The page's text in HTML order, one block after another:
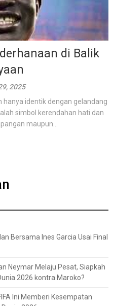
di Balik
2025
hanya identik dengan gelandang
simbol kerendahan hati dan
maupun...
Bersama Ines Garcia Usai Final
Neymar Melaju Pesat, Siapkah
2026 kontra Maroko?
Ini Memberi Kesempatan